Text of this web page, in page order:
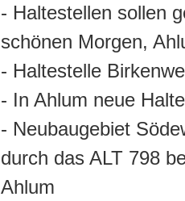
- Haltestellen sollen
schönen Morgen,
- Haltestelle
- In Ahlum neue
- Neubaugebiet
durch das ALT 798
Ahlum